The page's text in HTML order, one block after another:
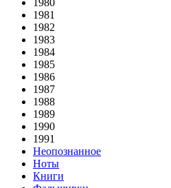
1980
1981
1982
1983
1984
1985
1986
1987
1988
1989
1990
1991
Неопознанное
Ноты
Книги